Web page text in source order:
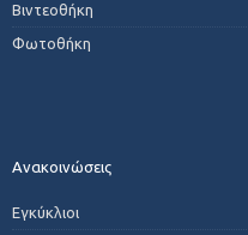
Βιντεοθήκη
Φωτοθήκη
Ανακοινώσεις
Εγκύκλιοι